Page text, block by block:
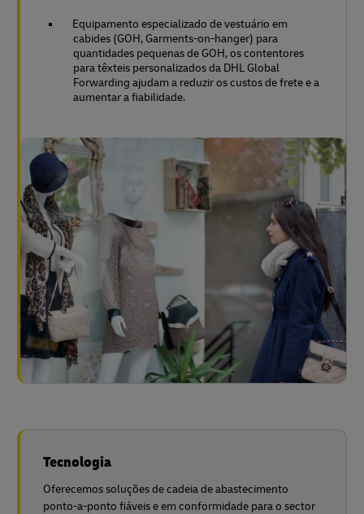
Equipamento especializado de vestuário em
cabides (GOH, Garments-on-hanger) para
quantidades pequenas de GOH, os contentores
para têxteis personalizados da DHL Global
Forwarding ajudam a reduzir os custos de frete e a
aumentar a fiabilidade.
Tecnologia
Oferecemos soluções de cadeia de abastecimento
ponto-a-ponto fiáveis e em conformidade para o sector